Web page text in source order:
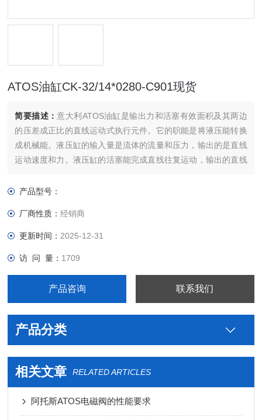
ATOS油缸CK-32/14*0280-C901现货
简要描述：意大利ATOS油缸是输出力和活塞有效面积及其两边
的压差成正比的直线运动式执行元件。它的职能是将液压能转换
成机械能。液压缸的输入量是流体的流量和压力，输出的是直线
运动速度和力。液压缸的活塞能完成直线往复运动，输出的直线
的能量转换装置。
产品型号：
厂商性质：经销商
更新时间： 2025-12-31
访 问 量： 1709
产品咨询 联系我们
产品分类
相关文章 RELATED ARTICLES
阿托斯ATOS电磁阀的性能要求